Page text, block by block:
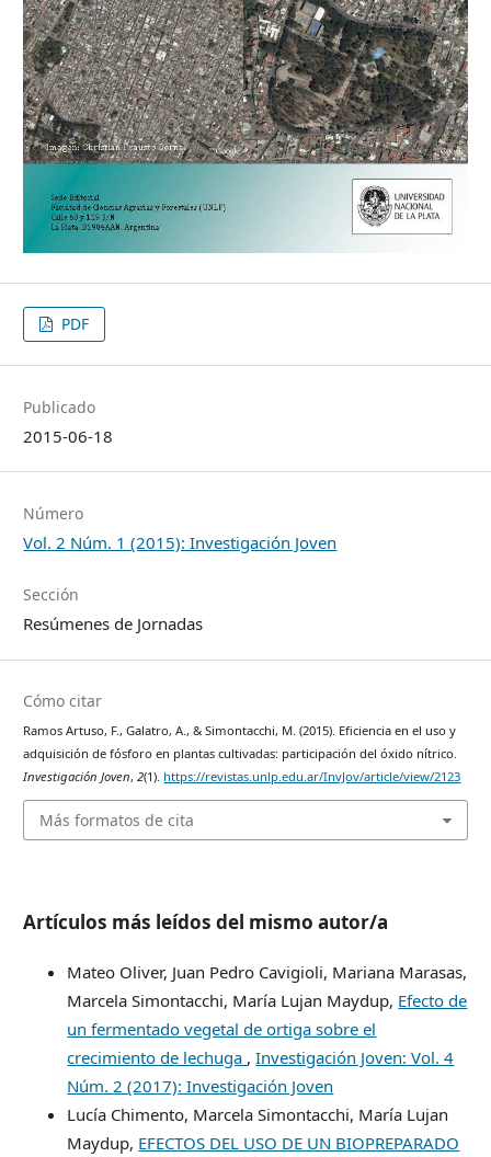
PDF
Publicado
2015-06-18
Número
Vol. 2 Núm. 1 (2015): Investigación Joven
Sección
Resúmenes de Jornadas
Cómo citar
Ramos Artuso, F., Galatro, A., & Simontacchi, M. (2015). Eficiencia en el uso y
adquisición de fósforo en plantas cultivadas: participación del óxido nítrico.
Investigación Joven,2(1). https://revistas.unlp.edu.ar/InvJov/article/view/2123
Más formatos de cita
Artículos más leídos del mismo autor/a
Mateo Oliver, Juan Pedro Cavigioli, Mariana Marasas,
Marcela Simontacchi, María Lujan Maydup, Efecto de
un fermentado vegetal de ortiga sobre el
crecimiento de lechuga ,Investigación Joven: Vol. 4
Núm. 2 (2017): Investigación Joven
Lucía Chimento, Marcela Simontacchi, María Lujan
Maydup, EFECTOS DEL USO DE UN BIOPREPARADO